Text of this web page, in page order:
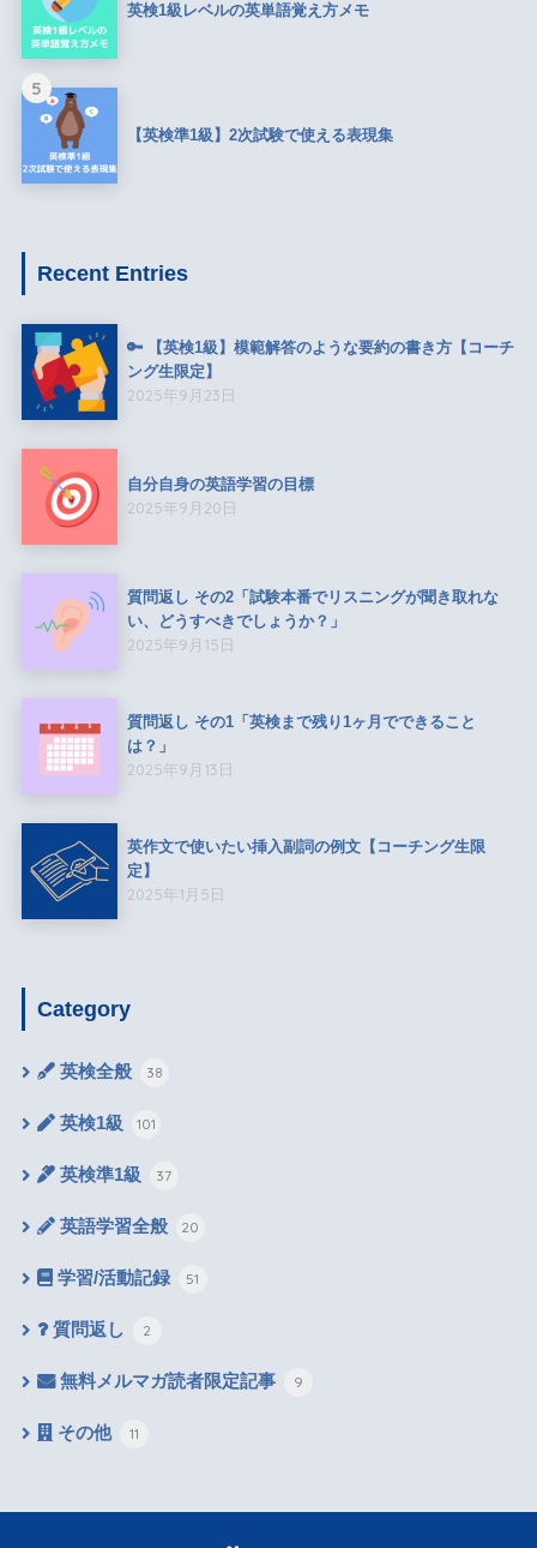
英検1級レベルの英単語覚え方メモ
5
【英検準1級】2次試験で使える表現集
Recent Entries
🔑 【英検1級】模範解答のような要約の書き方【コーチ
ング生限定】
2025年9月23日
自分自身の英語学習の目標
2025年9月20日
質問返し その2「試験本番でリスニングが聞き取れな
い、どうすべきでしょうか？」
2025年9月15日
質問返し その1「英検まで残り1ヶ月でできること
は？」
2025年9月13日
英作文で使いたい挿入副詞の例文【コーチング生限
定】
2025年1月5日
Category
英検全般 38
英検1級 101
英検準1級 37
英語学習全般 20
学習/活動記録 51
質問返し 2
無料メルマガ読者限定記事 9
その他 11